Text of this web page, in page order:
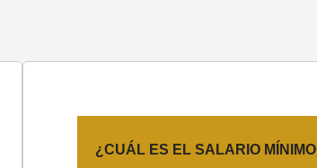
¿CUÁL ES EL SALARIO MÍNIMO